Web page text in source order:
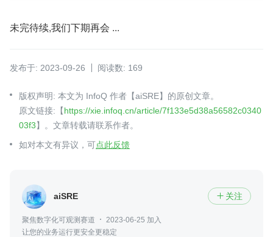
未完待续,我们下期再会 ...
发布于: 2023-09-26 阅读数: 169
版权声明: 本文为 InfoQ 作者【aiSRE】的原创文章。
原文链接:【https://xie.infoq.cn/article/7f133e5d38a56582c0340
03f3】。文章转载请联系作者。
如对本文有异议，可点此反馈
aiSRE  关注
聚焦数字化可观测赛道
2023-06-25 加入
让您的业务运行更安全更稳定